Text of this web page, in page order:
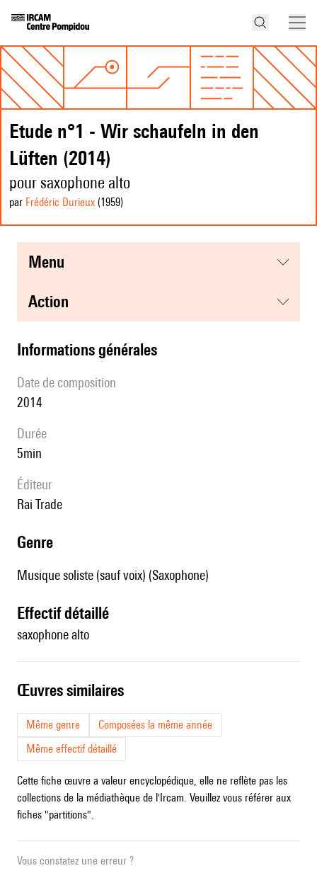
Etude n°1 - Wir schaufeln in den
Lüften (2014)
pour saxophone alto
par Frédéric Durieux (1959)
menu
action
informations générales
date de composition
2014
durée
5min
éditeur
Rai Trade
genre
Musique soliste (sauf voix) (Saxophone)
effectif détaillé
saxophone alto
œuvres similaires
Même genre
Composées la même année
Même effectif détaillé
Cette fiche œuvre a valeur encyclopédique, elle ne reflète pas les
collections de la médiathèque de l'Ircam. Veuillez vous référer aux
fiches "partitions".
Vous constatez une erreur ?